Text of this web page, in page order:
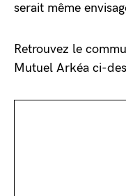
serait même
Retrouvez le
Mutuel Arkéa ci-